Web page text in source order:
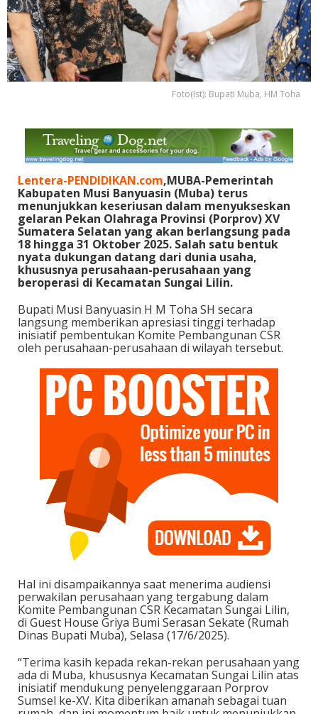
Foto(Ist): Bupati Muba, HM Toha
Lentera-PENDIDIKAN.com,MUBA-Pemerintah
Kabupaten Musi Banyuasin (Muba) terus
menunjukkan keseriusan dalam menyukseskan
gelaran Pekan Olahraga Provinsi (Porprov) XV
Sumatera Selatan yang akan berlangsung pada
18 hingga 31 Oktober 2025. Salah satu bentuk
nyata dukungan datang dari dunia usaha,
khususnya perusahaan-perusahaan yang
beroperasi di Kecamatan Sungai Lilin.
Bupati Musi Banyuasin H M Toha SH secara
langsung memberikan apresiasi tinggi terhadap
inisiatif pembentukan Komite Pembangunan CSR
oleh perusahaan-perusahaan di wilayah tersebut.
Hal ini disampaikannya saat menerima audiensi
perwakilan perusahaan yang tergabung dalam
Komite Pembangunan CSR Kecamatan Sungai Lilin,
di Guest House Griya Bumi Serasan Sekate (Rumah
Dinas Bupati Muba), Selasa (17/6/2025).
“Terima kasih kepada rekan-rekan perusahaan yang
ada di Muba, khususnya Kecamatan Sungai Lilin atas
inisiatif mendukung penyelenggaraan Porprov
Sumsel ke-XV. Kita diberikan amanah sebagai tuan